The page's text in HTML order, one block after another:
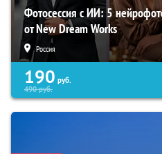
Фотосессия с ИИ: 5
от New Dream Works
Россия
190 руб.
490руб.